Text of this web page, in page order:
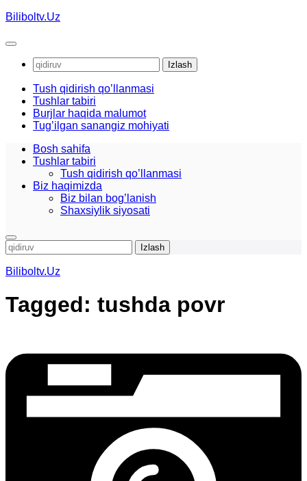
Skip
content
Biliboltv.Uz
Qidirshish:
Tush qidirish qo’llanmasi
Tushlar tabiri
Burjlar haqida malumot
Tug’ilgan sanangiz mohiyati
Bosh sahifa
Tushlar tabiri
Tush qidirish qo’llanmasi
Biz haqimizda
Biz bilan bog’lanish
Shaxsiylik siyosati
Qidirshish:
Biliboltv.Uz
Tagged: tushda povr